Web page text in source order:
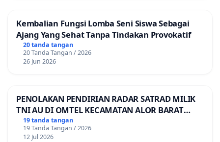
Kembalian Fungsi Lomba Seni Siswa Sebagai
Ajang Yang Sehat Tanpa Tindakan Provokatif
20 tanda tangan
20 Tanda Tangan / 2026
26 Jun 2026
PENOLAKAN PENDIRIAN RADAR SATRAD MILIK
TNI AU DI OMTEL KECAMATAN ALOR BARAT
LAUT, KABUPATEN ALOR
19 tanda tangan
19 Tanda Tangan / 2026
12 Jul 2026